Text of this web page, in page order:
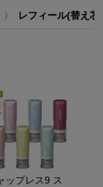
〉 レフィール(替え芯)
ップレス9 ス